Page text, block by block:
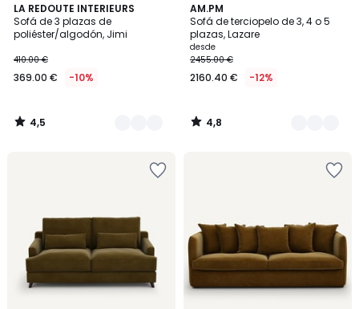
LA REDOUTE INTERIEURS
Sofá de 3 plazas de
poliéster/algodón, Jimi
410.00 €
369.00 € -10%
4,5
/ 5
3
Colores
4,5
/
AM.PM
Sofá de terciopelo de 3, 4 o 5
plazas, Lazare
desde
2455.00 €
2160.40 € -12%
4,8
/ 5
3
Colores
4,8
/